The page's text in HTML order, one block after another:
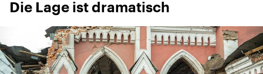
Die Lage ist dramatisch